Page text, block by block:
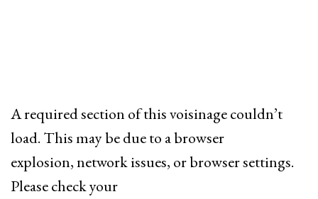
A required section of this voisinage couldn’t
load. This may be due to a browser
explosion, network issues, or browser settings.
Please check your